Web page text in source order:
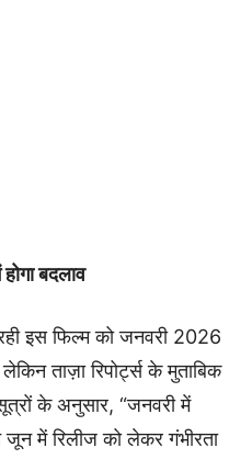
बदलाव
इस फिल्म को जनवरी 2026
ताज़ा रिपोर्ट्स के मुताबिक
के अनुसार, “जनवरी में
जून में रिलीज को लेकर गंभीरता